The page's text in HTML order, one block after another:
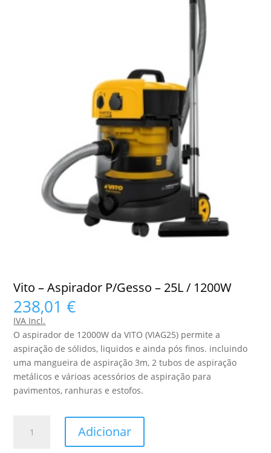
Vito – Aspirador P/Gesso – 25L / 1200W
238,01€
IVA Incl.
O aspirador de 12000W da VITO (VIAG25) permite a
aspiração de sólidos, liquidos e ainda pós finos. incluindo
uma mangueira de aspiração 3m, 2 tubos de aspiração
metálicos e várioas acessórios de aspiração para
pavimentos, ranhuras e estofos.
Adicionar